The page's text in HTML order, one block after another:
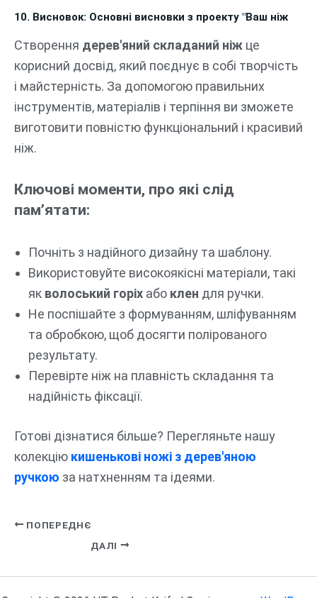
10. Висновок: Основні висновки з проекту "Ваш ніж
Створення дерев'яний складаний ніж це
корисний досвід, який поєднує в собі творчість
і майстерність. За допомогою правильних
інструментів, матеріалів і терпіння ви зможете
виготовити повністю функціональний і красивий
ніж.
Ключові моменти, про які слід
пам’ятати:
Почніть з надійного дизайну та шаблону.
Використовуйте високоякісні матеріали, такі
як волоський горіх або клен для ручки.
Не поспішайте з формуванням, шліфуванням
та обробкою, щоб досягти полірованого
результату.
Перевірте ніж на плавність складання та
надійність фіксації.
Готові дізнатися більше? Перегляньте нашу
колекцію кишенькові ножі з дерев'яною
ручкою за натхненням та ідеями.
ПОПЕРЕДНЄ
ДАЛІ